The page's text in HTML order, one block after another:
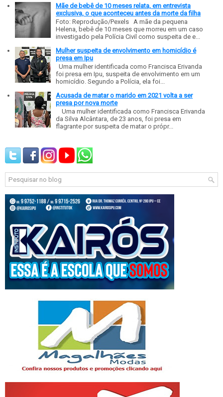
Mãe de bebê de 10 meses relata, em entrevista
exclusiva, o que aconteceu antes da morte da filha
Foto: Reprodução/Pexels A mãe da pequena
Helena, bebê de 10 meses que morreu em um caso
investigado pela Polícia Civil como suspeita de e...
Mulher suspeita de envolvimento em homicídio é
presa em Ipu
Uma mulher identificada como Francisca Erivanda
foi presa em Ipu, suspeita de envolvimento em um
homicídio. Segundo a Polícia, ela foi...
Acusada de matar o marido em 2021 volta a ser
presa por nova morte
Uma mulher identificada como Francisca Erivanda
da Silva Alcântara, de 23 anos, foi presa em
flagrante por suspeita de matar o própr...